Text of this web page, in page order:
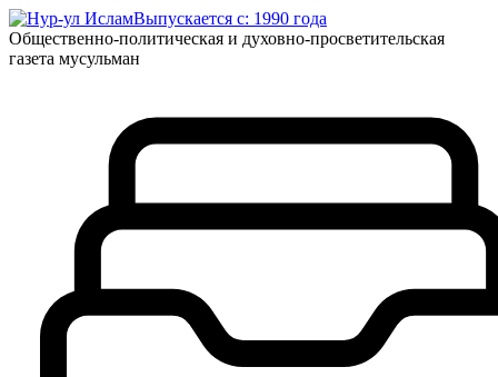
Выпускается с: 1990 года
Общественно-политическая и духовно-просветительская
газета мусульман